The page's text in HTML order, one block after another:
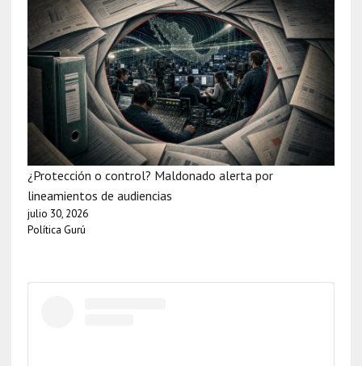
¿Protección o control? Maldonado alerta por
lineamientos de audiencias
julio 30, 2026
Política Gurú